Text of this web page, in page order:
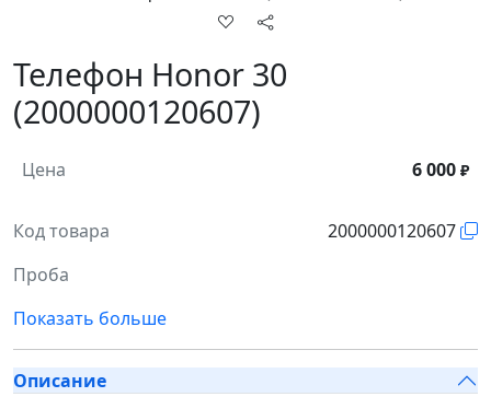
Телефон Honor 30
(2000000120607)
Цена 6 000 ₽
Код товара
2000000120607
Проба
Показать больше
Описание